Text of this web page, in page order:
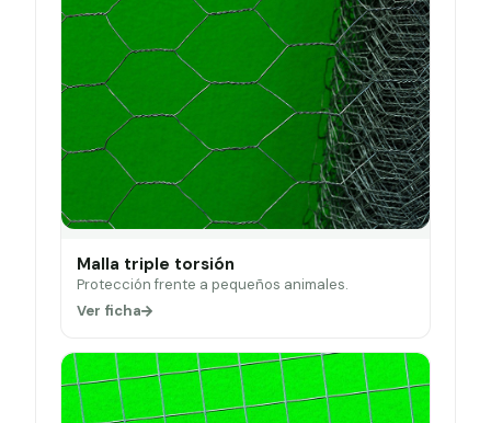
Malla triple torsión
Protección frente a pequeños animales.
Ver ficha